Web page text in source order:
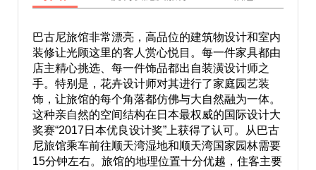
巴古尼旅馆非常漂亮，高品位的建筑物设计和室内
装修让光顾这里的客人赏心悦目。每一件家具都由
店主精心挑选、每一件饰品都出自装潢设计师之
手。特别是，花卉设计师对其进行了家庭园艺装
饰，让旅馆的每个角落都仿佛与大自然融为一体。
这种亲自然的空间结构在日本最权威的国际设计大
奖赛“2017日本优良设计奖”上获得了认可。从巴古
尼旅馆乘车前往顺天湾湿地和顺天湾国家园林需要
15分钟左右。旅馆的地理位置十分优越，住客主要